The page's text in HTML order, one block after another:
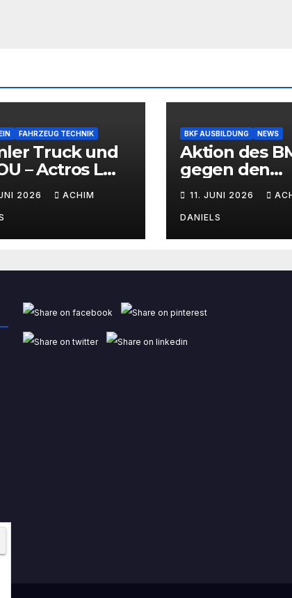
FAHRZEUG TECHNIK
Truck und
– Actros L
2026 ACHIM
BKF AUSBILDUNG NEWS
Aktion des
gegen den
11. JUNI 2026
DANIELS